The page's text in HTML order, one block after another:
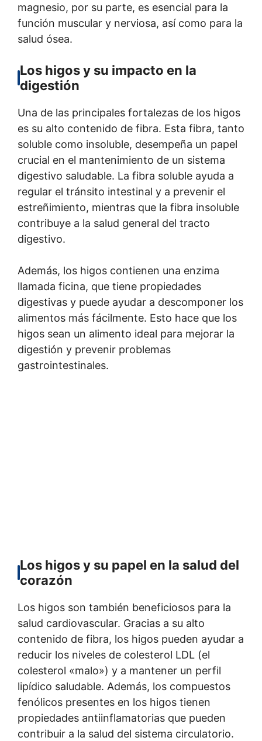
magnesio, por su parte, es esencial para la
función muscular y nerviosa, así como para la
salud ósea.
Los higos y su impacto en la
digestión
Una de las principales fortalezas de los higos
es su alto contenido de fibra. Esta fibra, tanto
soluble como insoluble, desempeña un papel
crucial en el mantenimiento de un sistema
digestivo saludable. La fibra soluble ayuda a
regular el tránsito intestinal y a prevenir el
estreñimiento, mientras que la fibra insoluble
contribuye a la salud general del tracto
digestivo.
Además, los higos contienen una enzima
llamada ficina, que tiene propiedades
digestivas y puede ayudar a descomponer los
alimentos más fácilmente. Esto hace que los
higos sean un alimento ideal para mejorar la
digestión y prevenir problemas
gastrointestinales.
Los higos y su papel en la salud del
corazón
Los higos son también beneficiosos para la
salud cardiovascular. Gracias a su alto
contenido de fibra, los higos pueden ayudar a
reducir los niveles de colesterol LDL (el
colesterol «malo») y a mantener un perfil
lipídico saludable. Además, los compuestos
fenólicos presentes en los higos tienen
propiedades antiinflamatorias que pueden
contribuir a la salud del sistema circulatorio.